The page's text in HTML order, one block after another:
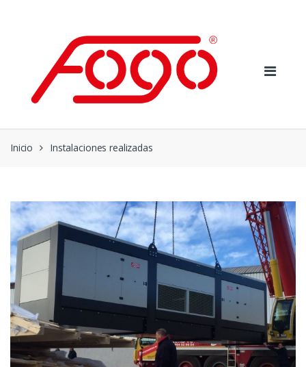
Inicio Instalaciones realizadas